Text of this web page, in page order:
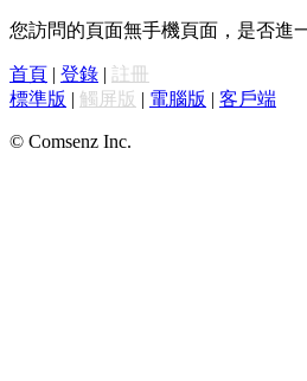
您訪問的頁面無手機頁面，是否進
首頁 | 登錄 | 註冊
標準版 | 觸屏版 | 電腦版 | 客戶端
© Comsenz Inc.